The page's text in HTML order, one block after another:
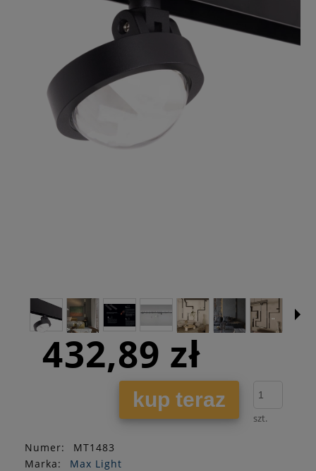
432,89 zł
kup teraz
szt.
Numer:
MT1483
Marka:
Max Light